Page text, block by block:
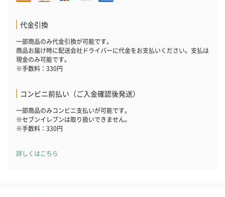
リラックスグッズを同梱してお届けします。
かき氷入浴剤4点セット
代金引換
一部商品のみ代金引換が可能です。
商品お届け時に配送会社ドライバーに代金をお支払いください。支払は
現金のみ可能です。
※手数料：330円
コンビニ前払い（ご入金確認後発送）
一部商品のみコンビニ支払いが可能です。
※セブンイレブンは取り扱いできません。
※手数料：330円
詳しくはこちら